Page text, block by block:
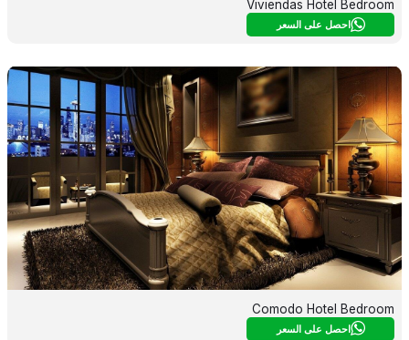
Viviendas Hotel Bedroom
احصل على السعر
Comodo Hotel Bedroom
احصل على السعر